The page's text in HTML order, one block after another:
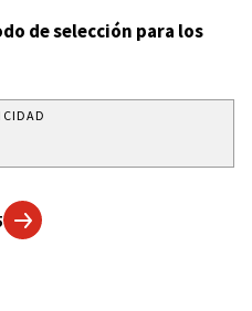
de selección para los